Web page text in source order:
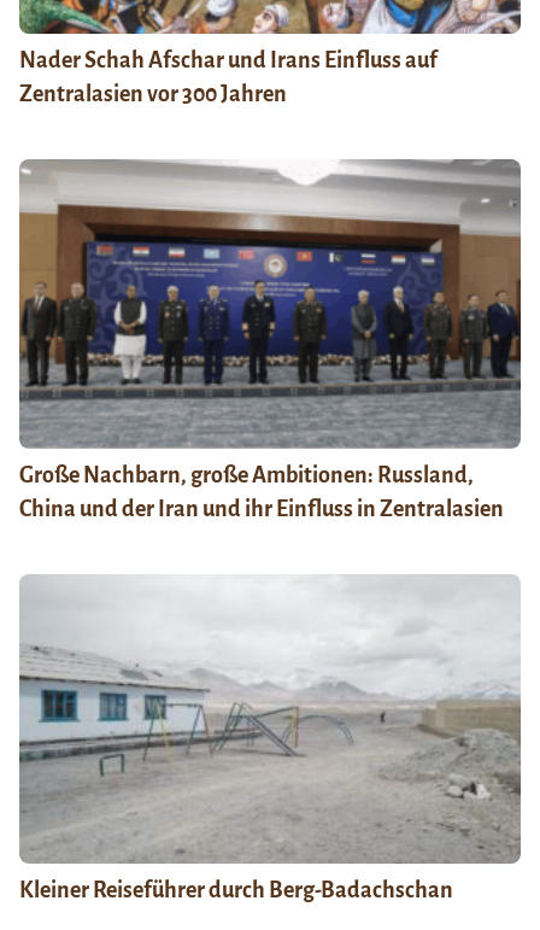
Nader Schah Afschar und Irans Einfluss auf
Zentralasien vor 300 Jahren
Große Nachbarn, große Ambitionen: Russland,
China und der Iran und ihr Einfluss in Zentralasien
Kleiner Reiseführer durch Berg-Badachschan